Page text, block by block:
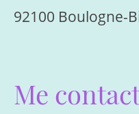
92100 Boulogne-
Me